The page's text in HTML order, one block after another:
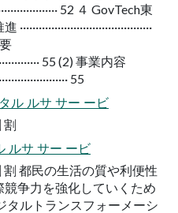
52 ４ GovTech東
55 (2) 事業内容
55
ル ルサ サー ービ
割
ルサ サー ービ
割 都民の生活の質や利便性
争力を強化していくため
タルトランスフォーメーシ